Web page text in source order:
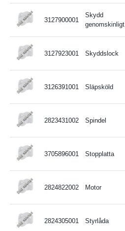
3127900001
Skydd
genomskinligt
3127923001 Skyddslock
3126391001 Släpsköld
2823431002 Spindel
3705896001 Stopplatta
2824822002 Motor
2824305001 Styrlåda